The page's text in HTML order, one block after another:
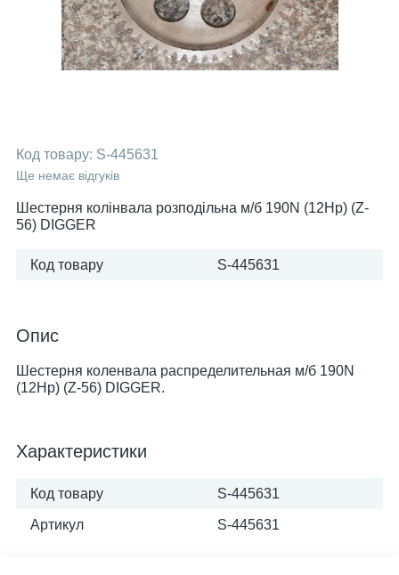
Код товару: S-445631
Ще немає відгуків
Шестерня колінвала розподільна м/б 190N (12Hp) (Z-
56) DIGGER
Код товару S-445631
Опис
Шестерня коленвала распределительная м/б 190N
(12Hp) (Z-56) DIGGER.
Характеристики
Код товару S-445631
Артикул S-445631